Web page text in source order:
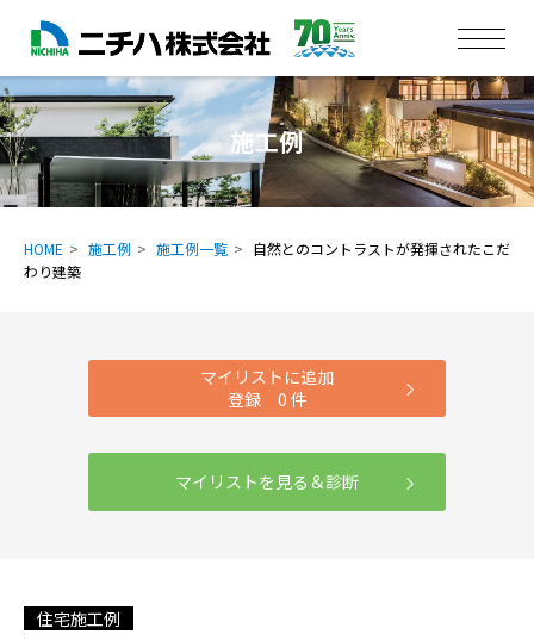
施工例
HOME 施工例 施工例一覧
自然とのコントラストが発揮されたこだ
わり建築
マイリストに追加
登録 0 件
マイリストを見る＆診断
住宅施工例